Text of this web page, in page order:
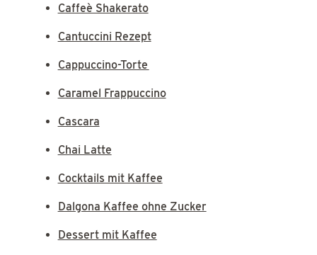
Caffeè Shakerato
Cantuccini Rezept
Cappuccino-Torte
Caramel Frappuccino
Cascara
Chai Latte
Cocktails mit Kaffee
Dalgona Kaffee ohne Zucker
Dessert mit Kaffee